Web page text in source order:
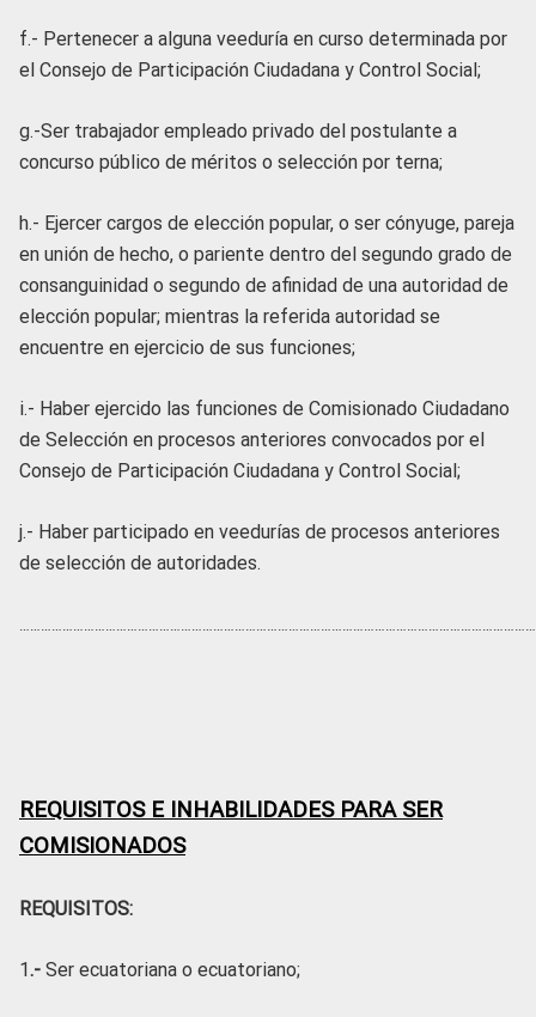
f.- Pertenecer a alguna veeduría en curso determinada por
el Consejo de Participación Ciudadana y Control Social;
g.-Ser trabajador empleado privado del postulante a
concurso público de méritos o selección por terna;
h.- Ejercer cargos de elección popular, o ser cónyuge, pareja
en unión de hecho, o pariente dentro del segundo grado de
consanguinidad o segundo de afinidad de una autoridad de
elección popular; mientras la referida autoridad se
encuentre en ejercicio de sus funciones;
i.- Haber ejercido las funciones de Comisionado Ciudadano
de Selección en procesos anteriores convocados por el
Consejo de Participación Ciudadana y Control Social;
j.- Haber participado en veedurías de procesos anteriores
de selección de autoridades.
………………………………………………………………………………
REQUISITOS E INHABILIDADES PARA SER
COMISIONADOS
REQUISITOS:
1.- Ser ecuatoriana o ecuatoriano;